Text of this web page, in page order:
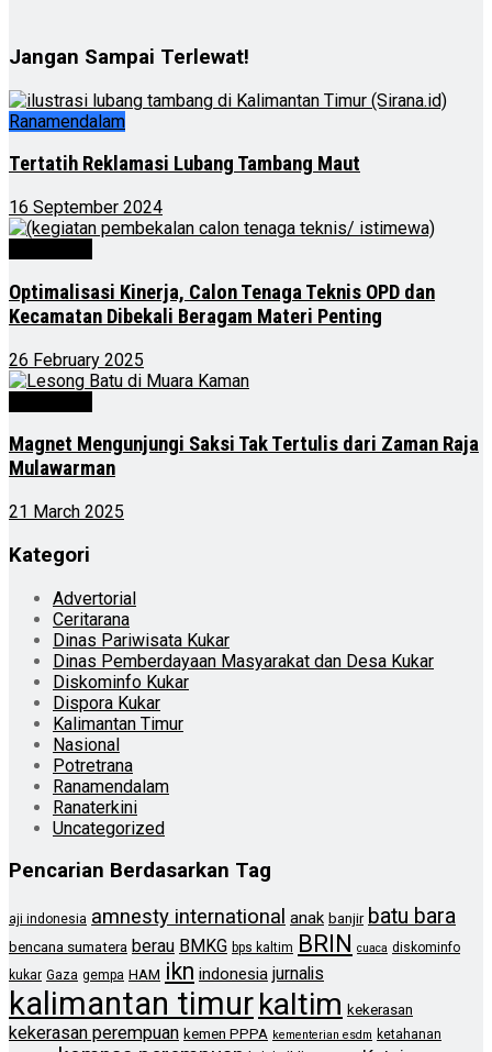
Jangan Sampai Terlewat!
Ranamendalam
Tertatih Reklamasi Lubang Tambang Maut
16 September 2024
Optimalisasi Kinerja, Calon Tenaga Teknis OPD dan
Kecamatan Dibekali Beragam Materi Penting
26 February 2025
Magnet Mengunjungi Saksi Tak Tertulis dari Zaman Raja
Mulawarman
21 March 2025
Kategori
Advertorial
Ceritarana
Dinas Pariwisata Kukar
Dinas Pemberdayaan Masyarakat dan Desa Kukar
Diskominfo Kukar
Dispora Kukar
Kalimantan Timur
Nasional
Potretrana
Ranamendalam
Ranaterkini
Uncategorized
Pencarian Berdasarkan Tag
aji indonesia amnesty international anak banjir batu bara
bencana sumatera berau BMKG bps kaltim BRIN cuaca diskominfo
kukar Gaza gempa HAM ikn indonesia jurnalis
kalimantan timurkaltim kekerasan
kekerasan perempuan kemen PPPA kementerian esdm ketahanan